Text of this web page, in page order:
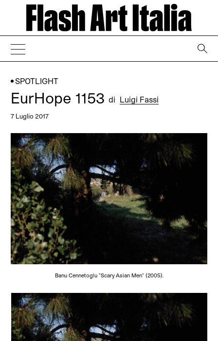
SPOTLIGHT
EurHope 1153di Luigi Fassi
7 Luglio 2017
Banu Cennetoglu "Scary Asian Men" (2005).